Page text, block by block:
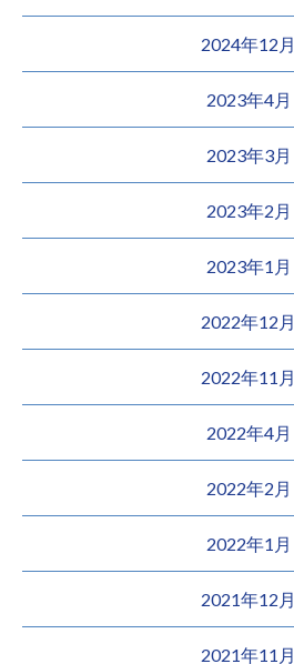
2024年12月
2023年4月
2023年3月
2023年2月
2023年1月
2022年12月
2022年11月
2022年4月
2022年2月
2022年1月
2021年12月
2021年11月